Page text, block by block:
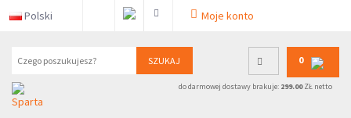
Polski Moje konto
SZUKAJ 0
do darmowej dostawy brakuje: 299.00ZŁ netto